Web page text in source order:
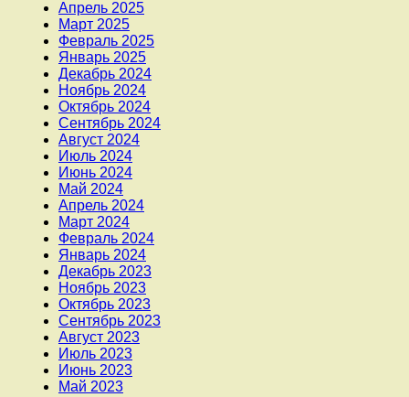
Апрель 2025
Март 2025
Февраль 2025
Январь 2025
Декабрь 2024
Ноябрь 2024
Октябрь 2024
Сентябрь 2024
Август 2024
Июль 2024
Июнь 2024
Май 2024
Апрель 2024
Март 2024
Февраль 2024
Январь 2024
Декабрь 2023
Ноябрь 2023
Октябрь 2023
Сентябрь 2023
Август 2023
Июль 2023
Июнь 2023
Май 2023